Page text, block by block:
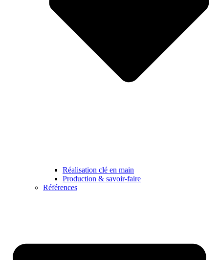
Réalisation clé en main
Production & savoir-faire
Références